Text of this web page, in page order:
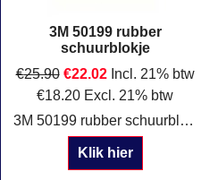
3M 50199 rubber
schuurblokje
€25.90 €22.02 Incl. 21% btw
€18.20 Excl. 21% btw
3M 50199 rubber schuurblokje Diameter 32mm te gebruiken bij 3M micro polijstschijfjes.
Klik hier